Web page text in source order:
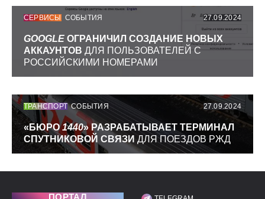
СЕРВИСЫ СОБЫТИЯ 27.09.2024
GOOGLE ОГРАНИЧИЛ СОЗДАНИЕ НОВЫХ
АККАУНТОВ ДЛЯ ПОЛЬЗОВАТЕЛЕЙ С
РОССИЙСКИМИ НОМЕРАМИ
ТРАНСПОРТ СОБЫТИЯ 27.09.2024
«БЮРО1440» РАЗРАБАТЫВАЕТ ТЕРМИНАЛ
СПУТНИКОВОЙ СВЯЗИ ДЛЯ ПОЕЗДОВ РЖД